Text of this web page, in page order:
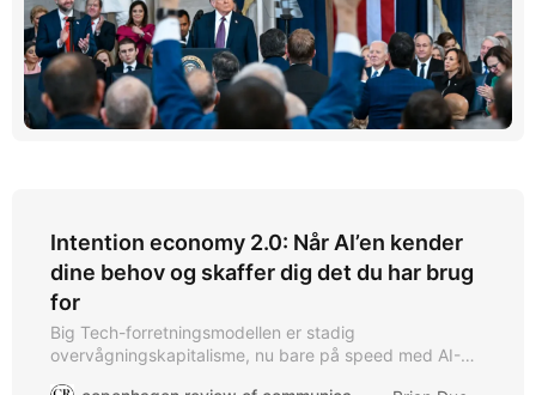
Intention economy 2.0: Når AI’en kender
dine behov og skaffer dig det du har brug
for
Big Tech-forretningsmodellen er stadig
overvågningskapitalisme, nu bare på speed med AI-